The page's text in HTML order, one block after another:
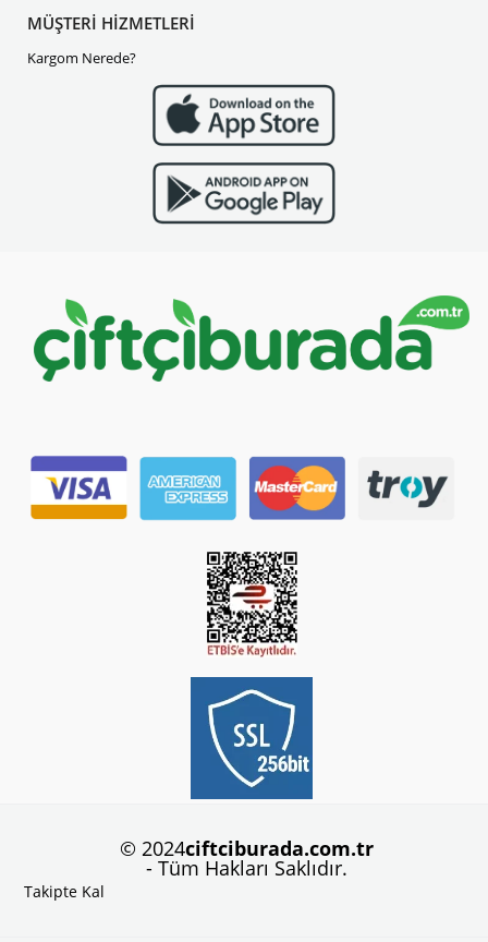
MÜŞTERİ HİZMETLERİ
Kargom Nerede?
© 2024ciftciburada.com.tr
- Tüm Hakları Saklıdır.
Takipte Kal